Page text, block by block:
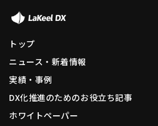
トップ
ニュース・新着情報
実績・事例
DX化推進のためのお役立ち記事
ホワイトペーパー